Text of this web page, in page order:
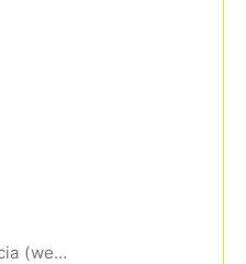
Backrooms. Bez wyjścia (wersja rozszerzona)